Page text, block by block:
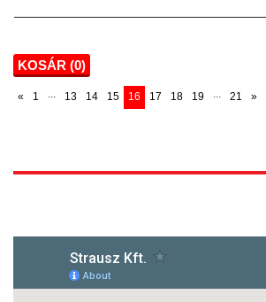
KOSÁR (0)
« 1 ... 13 14 15 16 17 18 19 ... 21 »